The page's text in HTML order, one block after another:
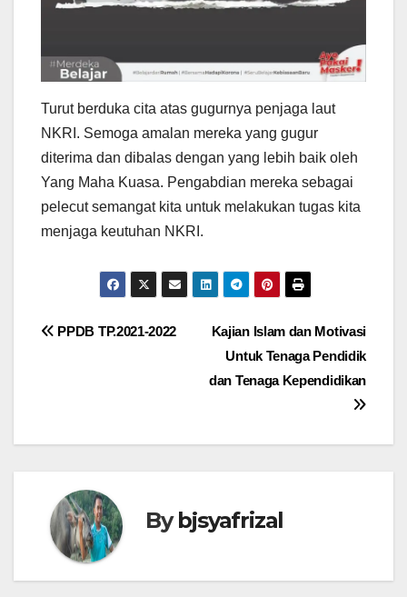
Turut berduka cita atas gugurnya penjaga laut
NKRI. Semoga amalan mereka yang gugur
diterima dan dibalas dengan yang lebih baik oleh
Yang Maha Kuasa. Pengabdian mereka sebagai
pelecut semangat kita untuk melakukan tugas kita
menjaga keutuhan NKRI.
Post
Kajian Islam dan Motivasi
Untuk Tenaga Pendidik
dan Tenaga Kependidikan
PPDB TP.2021-2022
Bybjsyafrizal